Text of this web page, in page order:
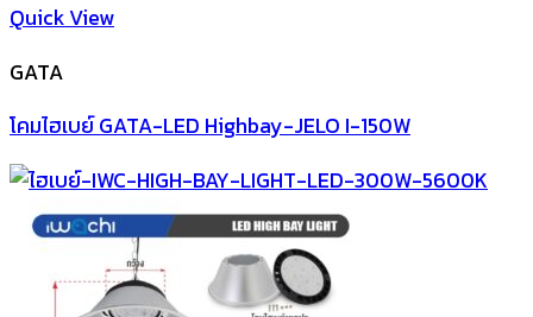
Quick View
GATA
โคมไฮเบย์ GATA-LED Highbay-JELO I-150W